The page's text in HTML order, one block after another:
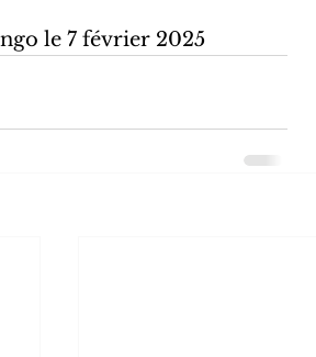
le 7 février 2025